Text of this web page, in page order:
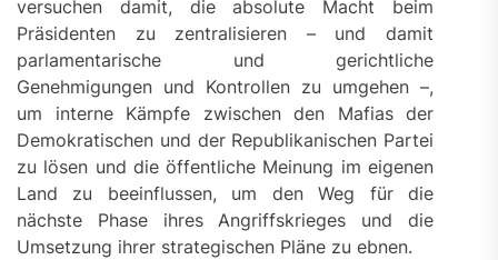
versuchen damit, die absolute Macht beim
Präsidenten zu zentralisieren – und damit
parlamentarische und gerichtliche
Genehmigungen und Kontrollen zu umgehen –,
um interne Kämpfe zwischen den Mafias der
Demokratischen und der Republikanischen Partei
zu lösen und die öffentliche Meinung im eigenen
Land zu beeinflussen, um den Weg für die
nächste Phase ihres Angriffskrieges und die
Umsetzung ihrer strategischen Pläne zu ebnen.